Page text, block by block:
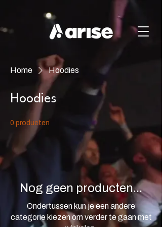
Home Hoodies
Hoodies
0 producten
Nog geen producten...
Ondertussen kun je een andere
categorie kiezen om verder te gaan met